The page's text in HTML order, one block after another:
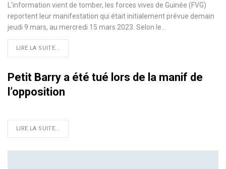
L'information vient de tomber, les forces vives de Guinée (FVG)
reportent leur manifestation qui était initialement prévue demain
jeudi 9 mars, au mercredi 15 mars 2023. Selon le…
LIRE LA SUITE...
Petit Barry a été tué lors de la manif de
l’opposition
LIRE LA SUITE...